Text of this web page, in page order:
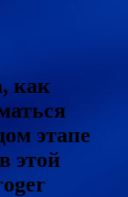
как
этапе
этой